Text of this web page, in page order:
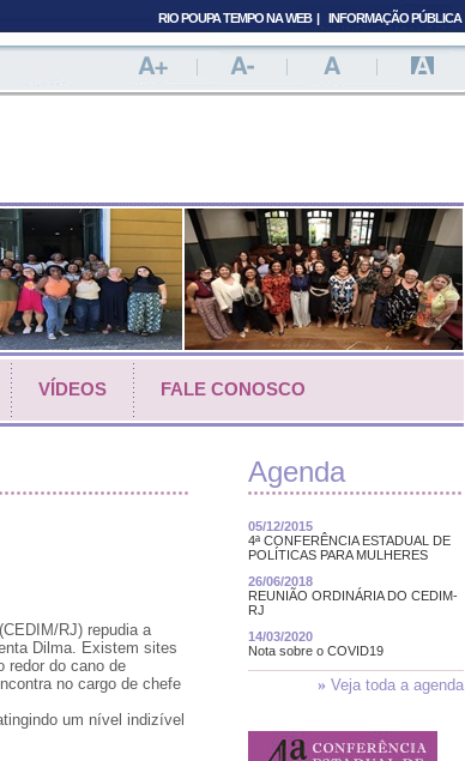
RIO POUPA TEMPO NA WEB | INFORMAÇÃO PÚBLICA
| | |
VÍDEOS FALE CONOSCO
RJ) repudia a
Dilma. Existem sites
redor do cano de
no cargo de chefe
um nível indizível
Agenda
05/12/2015
4ª CONFERÊNCIA ESTADUAL DE
POLÍTICAS PARA MULHERES
26/06/2018
REUNIÃO ORDINÁRIA DO CEDIM-
RJ
14/03/2020
Nota sobre o COVID19
» Veja toda a agenda